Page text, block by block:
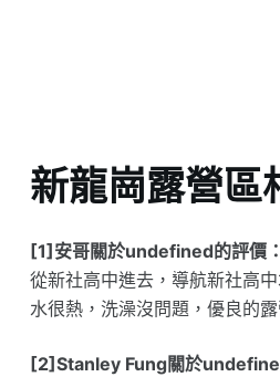
新龍崗露營區
[1]安哥關於undefined的評價：
從新社高中進去，導航新社高
水很熱，洗澡沒問題，優良的
[2]Stanley Fung關於